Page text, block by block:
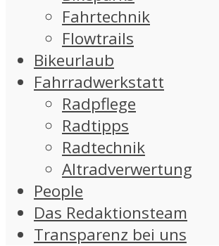
Fahrtechnik
Flowtrails
Bikeurlaub
Fahrradwerkstatt
Radpflege
Radtipps
Radtechnik
Altradverwertung
People
Das Redaktionsteam
Transparenz bei uns